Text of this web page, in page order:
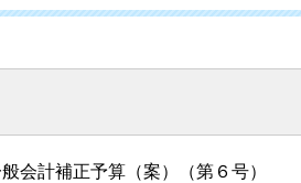
会計補正予算（案）（第６号）